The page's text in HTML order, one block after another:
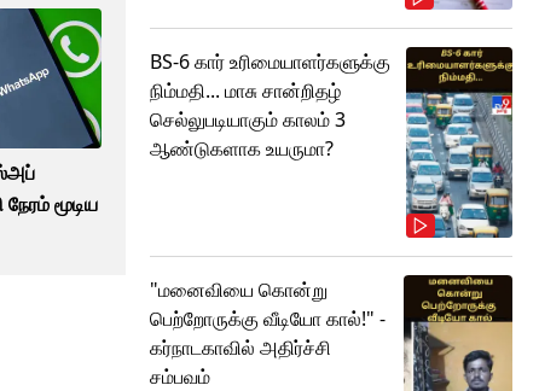
மூடிய
BS-6 கார் உரிமையாளர்களுக்கு
நிம்மதி... மாசு சான்றிதழ்
செல்லுபடியாகும் காலம் 3
ஆண்டுகளாக உயருமா?
"மனைவியை கொன்று
பெற்றோருக்கு வீடியோ கால்!" -
கர்நாடகாவில் அதிர்ச்சி
சம்பவம்